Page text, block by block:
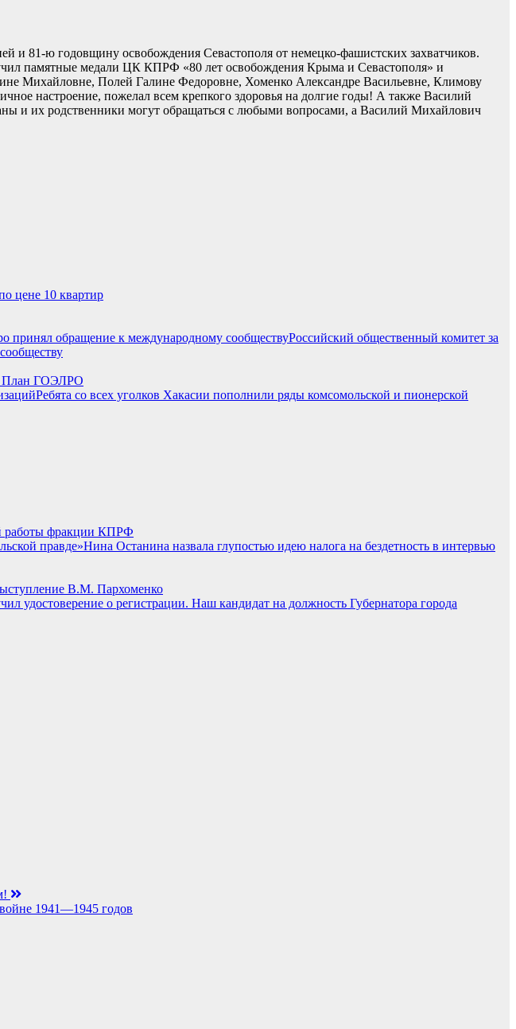
и 81-ю годовщину освобождения Севастополя от немецко-фашистских захватчиков.
памятные медали ЦК КПРФ «80 лет освобождения Крыма и Севастополя» и
Михайловне, Полей Галине Федоровне, Хоменко Александре Васильевне, Климову
настроение, пожелал всем крепкого здоровья на долгие годы! А также Василий
и их родственники могут обращаться с любыми вопросами, а Василий Михайлович
цене 10 квартир
Российский общественный комитет за
План ГОЭЛРО
Ребята со всех уголков Хакасии пополнили ряды комсомольской и пионерской
работы фракции КПРФ
Нина Останина назвала глупостью идею налога на бездетность в интервью
В.М. Пархоменко
Наш кандидат на должность Губернатора города
1941—1945 годов